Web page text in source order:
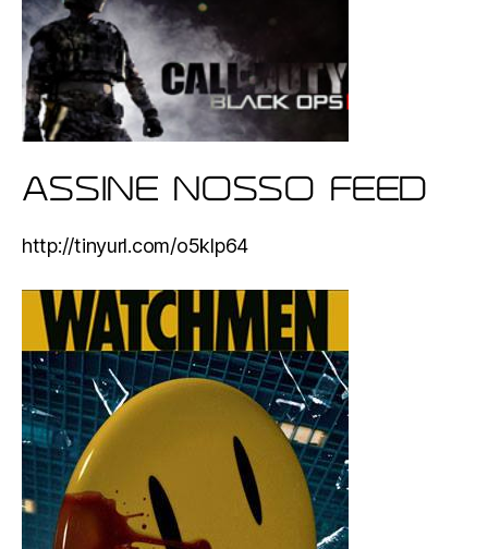
ASSINE NOSSO FEED
http://tinyurl.com/o5klp64